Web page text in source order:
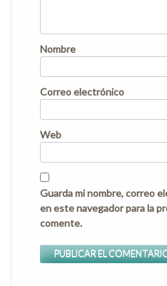
Nombre
Correo electrónico
Web
Guarda mi nombre, correo
en este navegador para la
comente.